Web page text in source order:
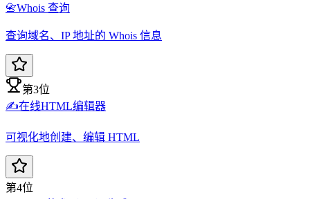
📇Whois 查询
查询域名、IP 地址的 Whois 信息
第3位
✍️在线HTML编辑器
可视化地创建、编辑 HTML
第4位